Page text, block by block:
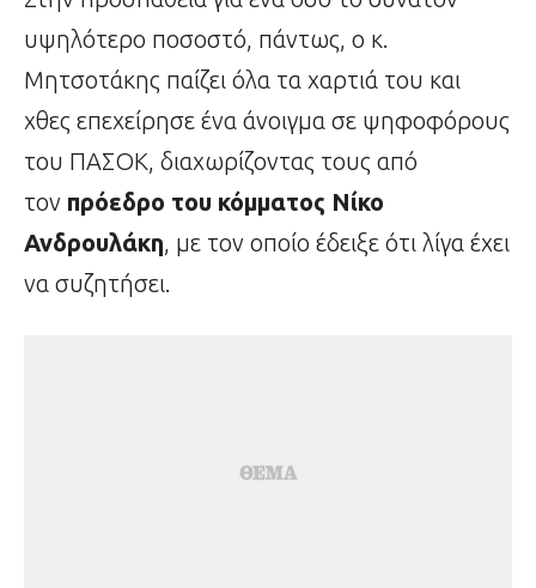
υψηλότερο ποσοστό, πάντως, ο κ.
Μητσοτάκης παίζει όλα τα χαρτιά του και
χθες επεχείρησε ένα άνοιγμα σε ψηφοφόρους
του ΠΑΣΟΚ, διαχωρίζοντας τους από
τον πρόεδρο του κόμματος Νίκο
Ανδρουλάκη, με τον οποίο έδειξε ότι λίγα έχει
να συζητήσει.